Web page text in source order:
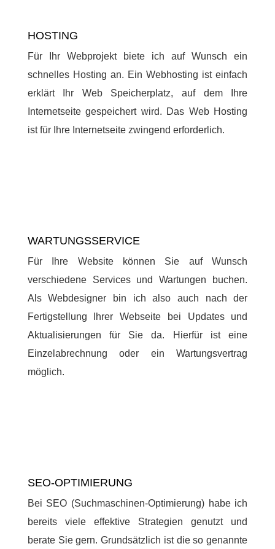
HOSTING
Für Ihr Webprojekt biete ich auf Wunsch ein
schnelles Hosting an. Ein Webhosting ist einfach
erklärt Ihr Web Speicherplatz, auf dem Ihre
Internetseite gespeichert wird. Das Web Hosting
ist für Ihre Internetseite zwingend erforderlich.
WARTUNGSSERVICE
Für Ihre Website können Sie auf Wunsch
verschiedene Services und Wartungen buchen.
Als Webdesigner bin ich also auch nach der
Fertigstellung Ihrer Webseite bei Updates und
Aktualisierungen für Sie da. Hierfür ist eine
Einzelabrechnung oder ein Wartungsvertrag
möglich.
SEO-OPTIMIERUNG
Bei SEO (Suchmaschinen-Optimierung) habe ich
bereits viele effektive Strategien genutzt und
berate Sie gern. Grundsätzlich ist die so genannte